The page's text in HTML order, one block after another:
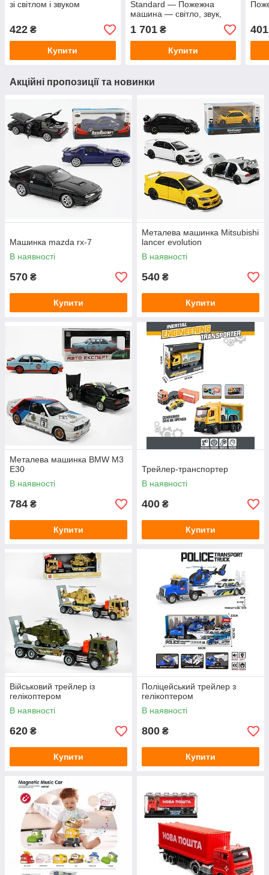
зі світлом і звуком
422 ₴
Купити
Standard — Пожежна
машина — світло, звук,
водяна помпа
1 701₴
Купити
401
Акційні пропозиції та новинки
Машинка mazda rx-7
В наявності
570 ₴
Купити
Металева машинка Mitsubishi
lancer evolution
В наявності
540 ₴
Купити
Металева машинка BMW M3
E30
В наявності
784 ₴
Купити
Трейлер-транспортер
В наявності
400 ₴
Купити
Військовий трейлер із
гелікоптером
В наявності
620 ₴
Купити
Поліцейський трейлер з
гелікоптером
В наявності
800 ₴
Купити